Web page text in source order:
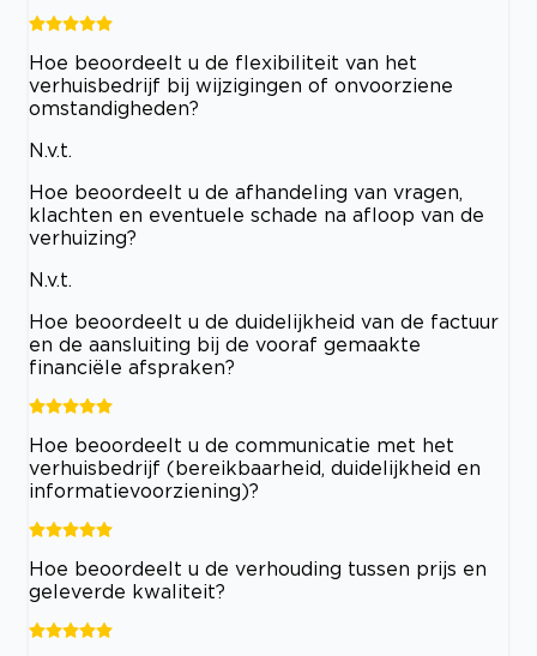
Hoe beoordeelt u de flexibiliteit van het
verhuisbedrijf bij wijzigingen of onvoorziene
omstandigheden?
N.v.t.
Hoe beoordeelt u de afhandeling van vragen,
klachten en eventuele schade na afloop van de
verhuizing?
N.v.t.
Hoe beoordeelt u de duidelijkheid van de factuur
en de aansluiting bij de vooraf gemaakte
financiële afspraken?
Hoe beoordeelt u de communicatie met het
verhuisbedrijf (bereikbaarheid, duidelijkheid en
informatievoorziening)?
Hoe beoordeelt u de verhouding tussen prijs en
geleverde kwaliteit?